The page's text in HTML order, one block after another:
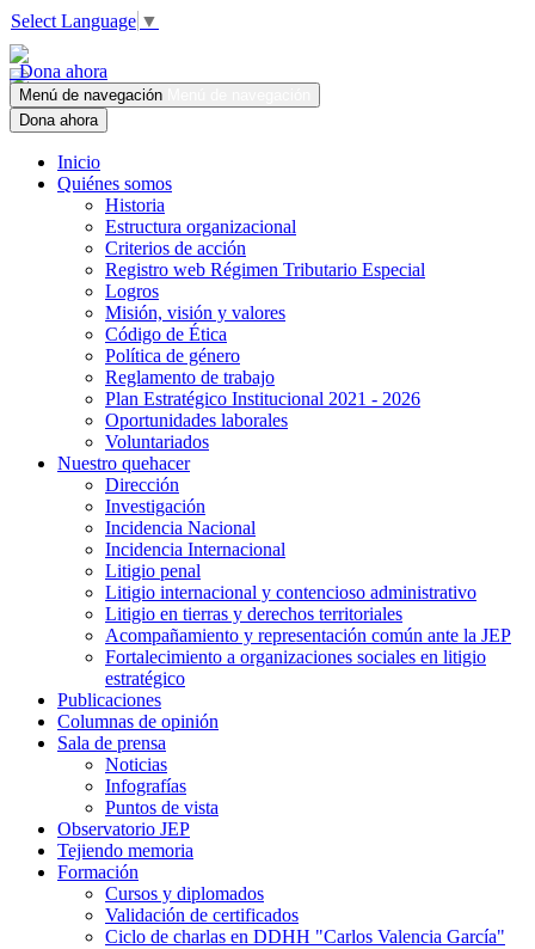
Select Language ▼
Dona ahora
Menú de navegación
Dona ahora
Inicio
Quiénes somos
Historia
Estructura organizacional
Criterios de acción
Registro web Régimen Tributario Especial
Logros
Misión, visión y valores
Código de Ética
Política de género
Reglamento de trabajo
Plan Estratégico Institucional 2021 - 2026
Oportunidades laborales
Voluntariados
Nuestro quehacer
Dirección
Investigación
Incidencia Nacional
Incidencia Internacional
Litigio penal
Litigio internacional y contencioso administrativo
Litigio en tierras y derechos territoriales
Acompañamiento y representación común ante la JEP
Fortalecimiento a organizaciones sociales en litigio
estratégico
Publicaciones
Columnas de opinión
Sala de prensa
Noticias
Infografías
Puntos de vista
Observatorio JEP
Tejiendo memoria
Formación
Cursos y diplomados
Validación de certificados
Ciclo de charlas en DDHH "Carlos Valencia García"